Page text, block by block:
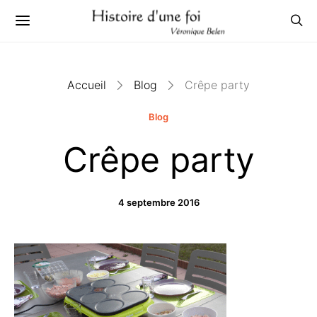
Accueil Blog Crêpe party
Blog
Crêpe party
4 septembre 2016